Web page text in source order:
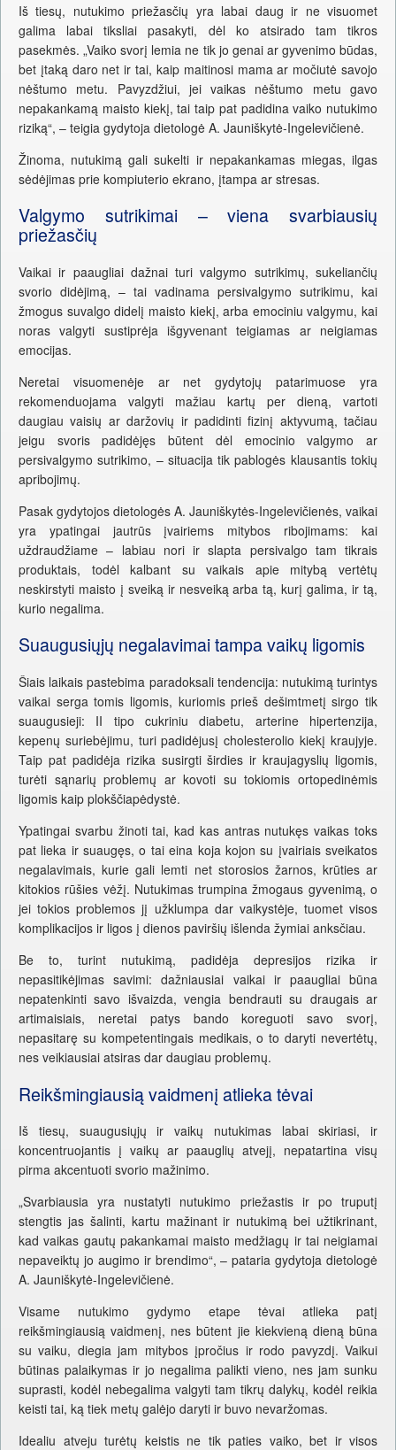
Iš tiesų, nutukimo priežasčių yra labai daug ir ne visuomet
galima labai tiksliai pasakyti, dėl ko atsirado tam tikros
pasekmės. „Vaiko svorį lemia ne tik jo genai ar gyvenimo būdas,
bet įtaką daro net ir tai, kaip maitinosi mama ar močiutė savojo
nėštumo metu. Pavyzdžiui, jei vaikas nėštumo metu gavo
nepakankamą maisto kiekį, tai taip pat padidina vaiko nutukimo
riziką“, – teigia gydytoja dietologė A. Jauniškytė-Ingelevičienė.
Žinoma, nutukimą gali sukelti ir nepakankamas miegas, ilgas
sėdėjimas prie kompiuterio ekrano, įtampa ar stresas.
Valgymo sutrikimai – viena svarbiausių
priežasčių
Vaikai ir paaugliai dažnai turi valgymo sutrikimų, sukeliančių
svorio didėjimą, – tai vadinama persivalgymo sutrikimu, kai
žmogus suvalgo didelį maisto kiekį, arba emociniu valgymu, kai
noras valgyti sustiprėja išgyvenant teigiamas ar neigiamas
emocijas.
Neretai visuomenėje ar net gydytojų patarimuose yra
rekomenduojama valgyti mažiau kartų per dieną, vartoti
daugiau vaisių ar daržovių ir padidinti fizinį aktyvumą, tačiau
jeigu svoris padidėjęs būtent dėl emocinio valgymo ar
persivalgymo sutrikimo, – situacija tik pablogės klausantis tokių
apribojimų.
Pasak gydytojos dietologės A. Jauniškytės-Ingelevičienės, vaikai
yra ypatingai jautrūs įvairiems mitybos ribojimams: kai
uždraudžiame – labiau nori ir slapta persivalgo tam tikrais
produktais, todėl kalbant su vaikais apie mitybą vertėtų
neskirstyti maisto į sveiką ir nesveiką arba tą, kurį galima, ir tą,
kurio negalima.
Suaugusiųjų negalavimai tampa vaikų ligomis
Šiais laikais pastebima paradoksali tendencija: nutukimą turintys
vaikai serga tomis ligomis, kuriomis prieš dešimtmetį sirgo tik
suaugusieji: II tipo cukriniu diabetu, arterine hipertenzija,
kepenų suriebėjimu, turi padidėjusį cholesterolio kiekį kraujyje.
Taip pat padidėja rizika susirgti širdies ir kraujagyslių ligomis,
turėti sąnarių problemų ar kovoti su tokiomis ortopedinėmis
ligomis kaip plokščiapėdystė.
Ypatingai svarbu žinoti tai, kad kas antras nutukęs vaikas toks
pat lieka ir suaugęs, o tai eina koja kojon su įvairiais sveikatos
negalavimais, kurie gali lemti net storosios žarnos, krūties ar
kitokios rūšies vėžį. Nutukimas trumpina žmogaus gyvenimą, o
jei tokios problemos jį užklumpa dar vaikystėje, tuomet visos
komplikacijos ir ligos į dienos paviršių išlenda žymiai anksčiau.
Be to, turint nutukimą, padidėja depresijos rizika ir
nepasitikėjimas savimi: dažniausiai vaikai ir paaugliai būna
nepatenkinti savo išvaizda, vengia bendrauti su draugais ar
artimaisiais, neretai patys bando koreguoti savo svorį,
nepasitarę su kompetentingais medikais, o to daryti nevertėtų,
nes veikiausiai atsiras dar daugiau problemų.
Reikšmingiausią vaidmenį atlieka tėvai
Iš tiesų, suaugusiųjų ir vaikų nutukimas labai skiriasi, ir
koncentruojantis į vaikų ar paauglių atvejį, nepatartina visų
pirma akcentuoti svorio mažinimo.
„Svarbiausia yra nustatyti nutukimo priežastis ir po truputį
stengtis jas šalinti, kartu mažinant ir nutukimą bei užtikrinant,
kad vaikas gautų pakankamai maisto medžiagų ir tai neigiamai
nepaveiktų jo augimo ir brendimo“, – pataria gydytoja dietologė
A. Jauniškytė-Ingelevičienė.
Visame nutukimo gydymo etape tėvai atlieka patį
reikšmingiausią vaidmenį, nes būtent jie kiekvieną dieną būna
su vaiku, diegia jam mitybos įpročius ir rodo pavyzdį. Vaikui
būtinas palaikymas ir jo negalima palikti vieno, nes jam sunku
suprasti, kodėl nebegalima valgyti tam tikrų dalykų, kodėl reikia
keisti tai, ką tiek metų galėjo daryti ir buvo nevaržomas.
Idealiu atveju turėtų keistis ne tik paties vaiko, bet ir visos